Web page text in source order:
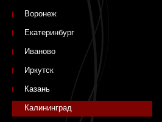
Воронеж
Екатеринбург
Иваново
Иркутск
Казань
Калининград